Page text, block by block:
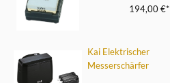
194,00 €*
Kai Elektrischer
Messerschärfer